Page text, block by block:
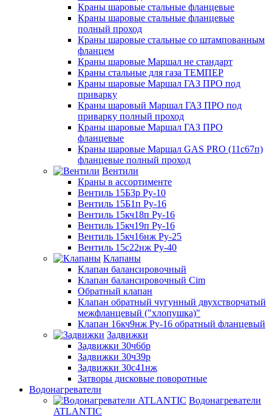
Краны шаровые стальные фланцевые
Краны шаровые стальные фланцевые
полный проход
Краны шаровые стальные со штампованным
фланцем
Краны шаровые Маршал не стандарт
Краны стальные для газа ТЕМПЕР
Краны шаровые Маршал ГАЗ ПРО под
приварку
Краны шаровый Маршал ГАЗ ПРО под
приварку полный проход
Краны шаровые Маршал ГАЗ ПРО
фланцевые
Краны шаровые Маршал GAS PRO (11с67п)
фланцевые полный проход
Вентили
Краны в ассортименте
Вентиль 15Б3р Ру-10
Вентиль 15Б1п Ру-16
Вентиль 15кч18п Ру-16
Вентиль 15кч19п Ру-16
Вентиль 15кч16нж Ру-25
Вентиль 15с22нж Ру-40
Клапаны
Клапан балансировочный
Клапан балансировочный Cim
Обратный клапан
Клапан обратный чугунный двухстворчатый
межфланцевый ("хлопушка)"
Клапан 16кч9нж Ру-16 обратный фланцевый
Задвижки
Задвижки 30ч6бр
Задвижки 30ч39р
Задвижки 30с41нж
Затворы дисковые поворотные
Водонагреватели
Водонагреватели
ATLANTIC